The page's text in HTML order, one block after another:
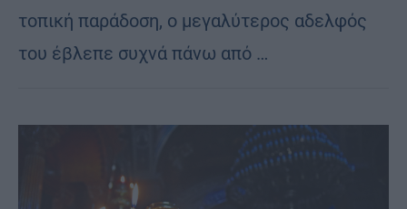
τοπική παράδοση, ο μεγαλύτερος αδελφός
του έβλεπε συχνά πάνω από …